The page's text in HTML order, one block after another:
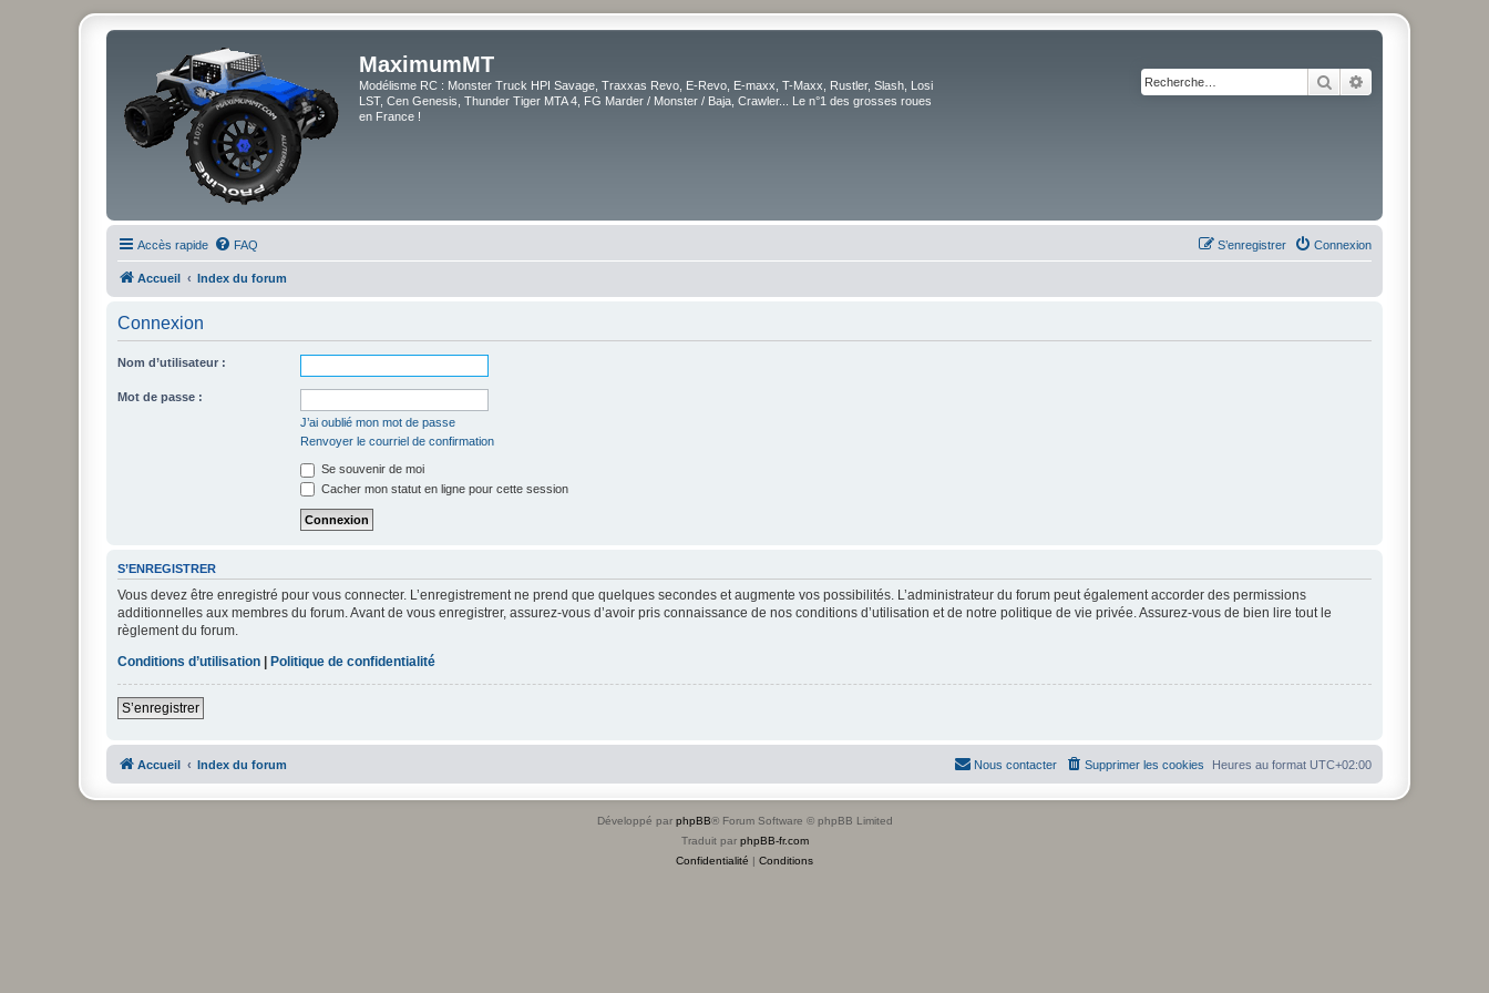
MaximumMT
Modélisme RC : Monster Truck HPI Savage, Traxxas Revo, E-Revo, E-maxx, T-Maxx, Rustler, Slash, Losi
LST, Cen Genesis, Thunder Tiger MTA 4, FG Marder / Monster / Baja, Crawler... Le n°1 des grosses roues
en France !
Rechercher
Accès rapide FAQ Connexion
S’enregistrer
Accueil Index du forum
Connexion
Nom d’utilisateur :
Mot de passe :
J’ai oublié mon mot de passe
Renvoyer le courriel de confirmation
Se souvenir de moi
Cacher mon statut en ligne pour cette session
S’ENREGISTRER
Vous devez être enregistré pour vous connecter. L’enregistrement ne prend que quelques secondes et augmente vos possibilités. L’administrateur du forum peut également accorder des permissions
additionnelles aux membres du forum. Avant de vous enregistrer, assurez-vous d’avoir pris connaissance de nos conditions d’utilisation et de notre politique de vie privée. Assurez-vous de bien lire tout le
règlement du forum.
Conditions d’utilisation | Politique de confidentialité
S’enregistrer
Accueil Index du forum Heures au format UTC+02:00
Supprimer les cookies
Nous contacter
Développé par phpBB® Forum Software © phpBB Limited
Traduit par phpBB-fr.com
Confidentialité | Conditions